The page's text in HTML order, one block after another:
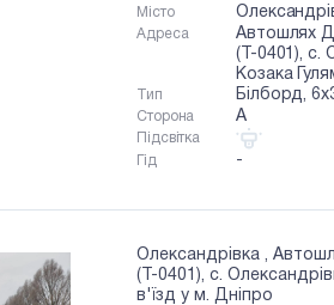
Місто
Адреса
Автошлях
(Т-0401), с.
Козака
Тип Білборд,
Сторона A
Підсвітка
Гід
-
Олександрівка ,
(Т-0401), с.
в'їзд у м. Дніпро